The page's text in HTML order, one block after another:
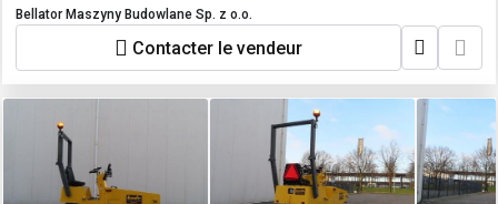
Bellator Maszyny Budowlane Sp. z o.o.
Contacter le vendeur